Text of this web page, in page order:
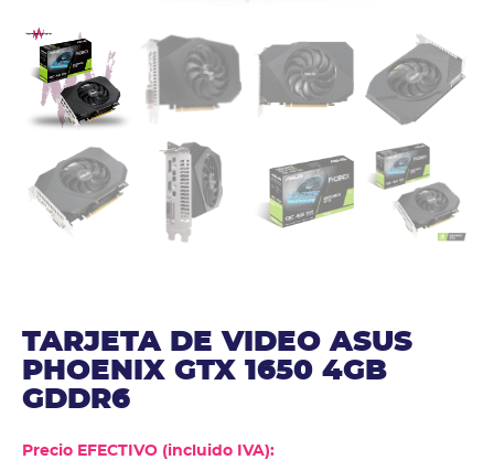
TARJETA DE VIDEO ASUS
PHOENIX GTX 1650 4GB
GDDR6
Precio EFECTIVO (incluido IVA):